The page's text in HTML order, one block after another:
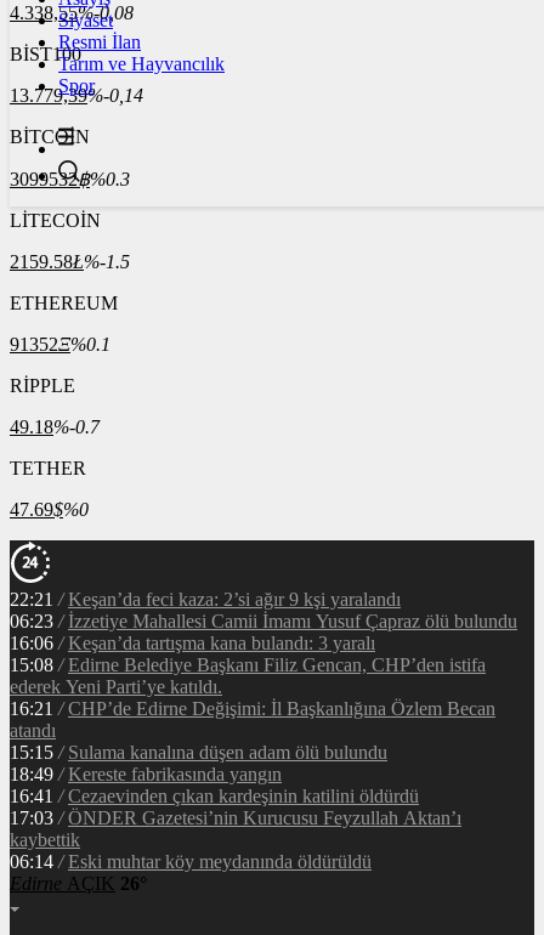
4.338,55%-0,08
BİST100
13.779,39%-0,14
BİTCOİN
3099532฿%0.3
LİTECOİN
2159.58Ł%-1.5
ETHEREUM
91352Ξ%0.1
RİPPLE
49.18%-0.7
TETHER
47.69$%0
Siyaset
Resmi İlan
Tarım ve Hayvancılık
Spor
22:21 / Keşan’da feci kaza: 2’si ağır 9 kşi yaralandı
06:23 / İzzetiye Mahallesi Camii İmamı Yusuf Çapraz ölü bulundu
16:06 / Keşan’da tartışma kana bulandı: 3 yaralı
15:08 / Edirne Belediye Başkanı Filiz Gencan, CHP’den istifa
ederek Yeni Parti’ye katıldı.
16:21 / CHP’de Edirne Değişimi: İl Başkanlığına Özlem Becan
atandı
15:15 / Sulama kanalına düşen adam ölü bulundu
18:49 / Kereste fabrikasında yangın
16:41 / Cezaevinden çıkan kardeşinin katilini öldürdü
17:03 / ÖNDER Gazetesi’nin Kurucusu Feyzullah Aktan’ı
kaybettik
06:14 / Eski muhtar köy meydanında öldürüldü
Edirne AÇIK 26°